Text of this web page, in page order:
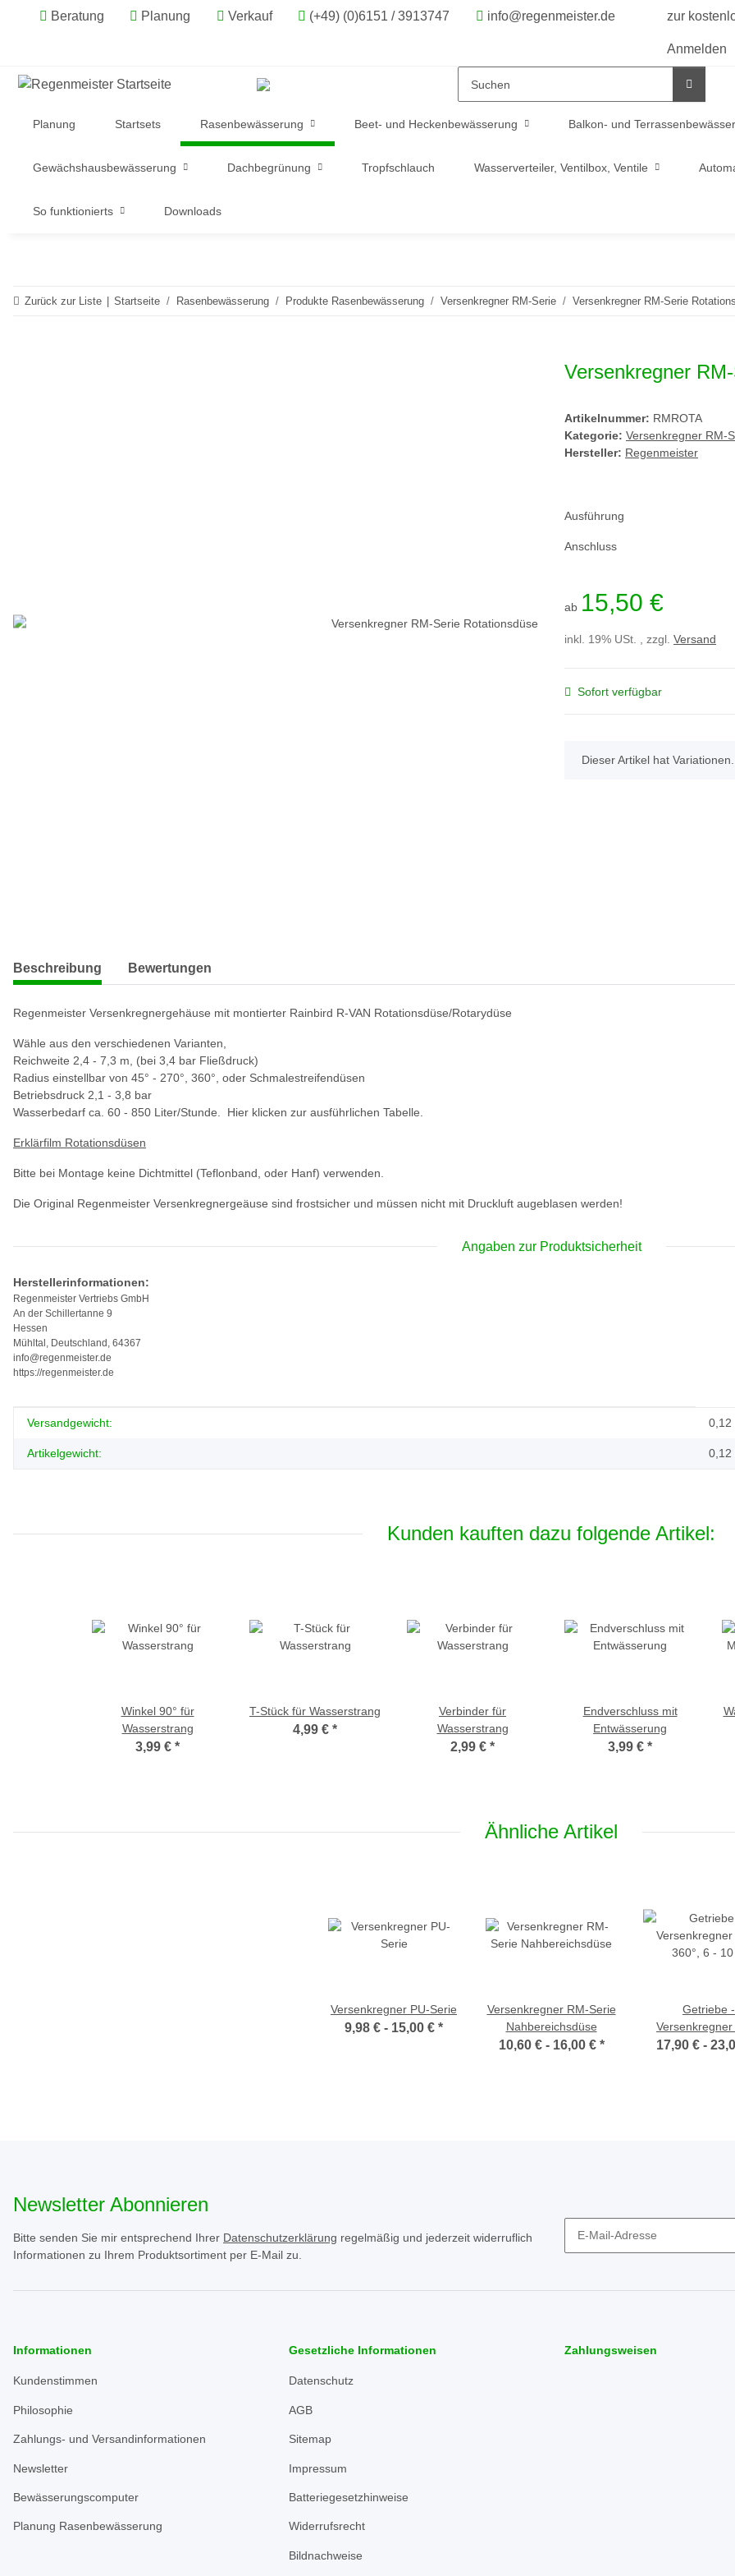
Beratung Planung Verkauf (+49) (0)6151 / 3913747 info@regenmeister.de zur
Anmelden
Planung Startsets Rasenbewässerung Beet- und Heckenbewässerung Balkon- und
Gewächshausbewässerung Dachbegrünung Tropfschlauch Wasserverteiler, Ventilbox, Ventile
So funktionierts Downloads
Zurück zur Liste Startseite Rasenbewässerung Produkte Rasenbewässerung Versenkregner RM-Serie Versenkregner RM-Serie
Versenkregner
Artikelnummer: RMROTA
Kategorie: Versenkregner RM-
Hersteller: Regenmeister
Ausführung
Anschluss
ab 15,50 €
inkl. 19% USt. , zzgl. Versand
Sofort verfügbar
x
Dieser Artikel hat
weitere Registerkarten anzeigen
Beschreibung Bewertungen
Regenmeister Versenkregnergehäuse mit montierter Rainbird R-VAN Rotationsdüse/Rotarydüse
Wähle aus den verschiedenen Varianten,
Reichweite 2,4 - 7,3 m, (bei 3,4 bar Fließdruck)
Radius einstellbar von 45° - 270°, 360°, oder Schmalestreifendüsen
Betriebsdruck 2,1 - 3,8 bar
Wasserbedarf ca. 60 - 850 Liter/Stunde. Hier klicken zur ausführlichen Tabelle.
Erklärfilm Rotationsdüsen
Bitte bei Montage keine Dichtmittel (Teflonband, oder Hanf) verwenden.
Die Original Regenmeister Versenkregnergeäuse sind frostsicher und müssen nicht mit Druckluft augeblasen werden!
Angaben zur Produktsicherheit
Herstellerinformationen:
Regenmeister Vertriebs GmbH
An der Schillertanne 9
Hessen
Mühltal, Deutschland, 64367
info@regenmeister.de
https://regenmeister.de
Produkteigenschaft
Wert
Versandgewicht: 0,12
Artikelgewicht: 0,12
Kunden kauften dazu folgende Artikel:
Winkel 90° für
Wasserstrang
3,99 € *
T-Stück für Wasserstrang
4,99 € *
Verbinder für
Wasserstrang
2,99 € *
Endverschluss mit
Entwässerung
3,99 € *
Ähnliche Artikel
Versenkregner PU-Serie
9,98 € - 15,00 € *
Versenkregner RM-Serie
Nahbereichsdüse
10,60 € - 16,00 € *
Getriebe -
Versenkregner
360°, 6 - 10
17,90 € -
Newsletter Abonnieren
Bitte senden Sie mir entsprechend Ihrer Datenschutzerklärung regelmäßig und jederzeit widerruflich
Informationen zu Ihrem Produktsortiment per E-Mail zu.
Informationen
Kundenstimmen
Philosophie
Zahlungs- und Versandinformationen
Newsletter
Bewässerungscomputer
Planung Rasenbewässerung
Gesetzliche Informationen
Datenschutz
AGB
Sitemap
Impressum
Batteriegesetzhinweise
Widerrufsrecht
Bildnachweise
Zahlungsweisen